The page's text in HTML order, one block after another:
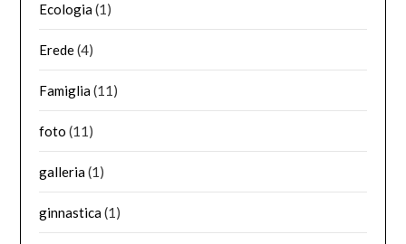
Ecologia(1)
Erede(4)
Famiglia(11)
foto (11)
galleria(1)
ginnastica(1)